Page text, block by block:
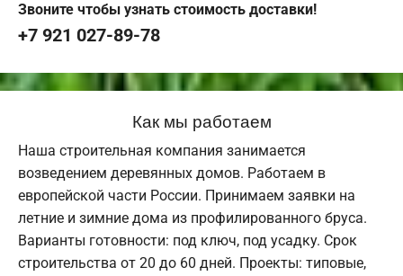
Звоните чтобы узнать стоимость доставки!
+7 921 027-89-78
Как мы работаем
Наша строительная компания занимается
возведением деревянных домов. Работаем в
европейской части России. Принимаем заявки на
летние и зимние дома из профилированного бруса.
Варианты готовности: под ключ, под усадку. Срок
строительства от 20 до 60 дней. Проекты: типовые,